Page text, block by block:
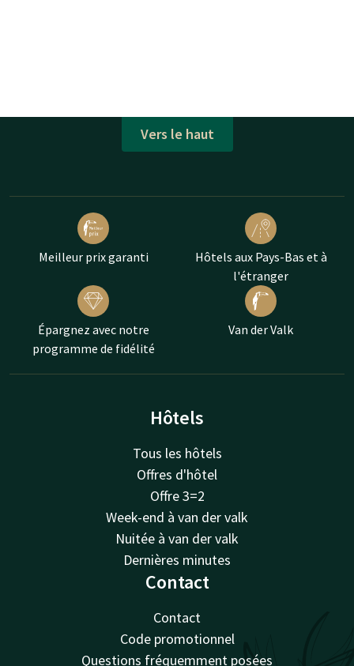
Vers le haut
Meilleur prix garanti
Hôtels aux Pays-Bas et à
l'étranger
Épargnez avec notre
programme de fidélité
Van der Valk
Hôtels
Tous les hôtels
Offres d'hôtel
Offre 3=2
Week-end à van der valk
Nuitée à van der valk
Dernières minutes
Contact
Contact
Code promotionnel
Questions fréquemment posées